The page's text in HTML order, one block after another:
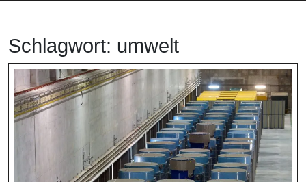
Schlagwort: umwelt